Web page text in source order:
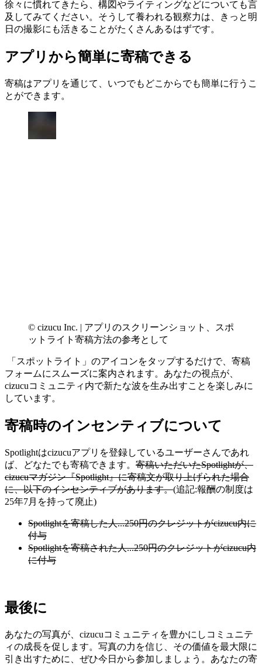
徐々に慣れてきたら、構図やライティングなどについても言
及してみてください。そうして養われる観察力は、きっと明
日の撮影にも活きることがたくさんあるはずです。
アプリから簡単に寄稿できる
寄稿はアプリを通じて、いつでもどこからでも簡単に行うこ
とができます。
© cizucu Inc. | アプリのスクリーンショット、スポ
ットライト寄稿方法の参考として
「スポットライト」のアイコンをタップするだけで、寄稿
フォームにスムーズに案内されます。あなたの視点が、
cizucuコミュニティ内で新たな波を生み出すことを楽しみに
しています。
寄稿時のインセンティブについて
Spotlightはcizucuアプリを登録しているユーザーさんであれ
ば、どなたでも寄稿できます。 寄稿いただいたSpotlightが、
cizucuマガジン『Spotlight』に寄稿文が取り上げられた場合
に、以下のインセンティブがあります。(追記:報酬の制度は
25年7月を持って廃止)
Spotlightを寄稿した人...250円のクレジットがcizucu内に
付与
Spotlightを寄稿された人...250円のクレジットがcizucu内
に付与
最後に
あなたの写真が、cizucuコミュニティを豊かにしコミュニテ
ィの成長を促します。写真の力を信じ、その価値を最大限に
引き出すために、ぜひ今日から参加しましょう。あなたの寄